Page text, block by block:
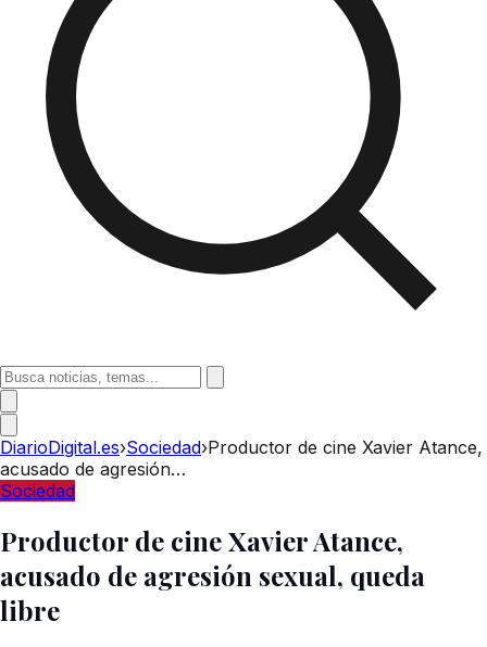
DiarioDigital.es›Sociedad›Productor de cine Xavier Atance,
acusado de agresión…
Sociedad
Productor de cine Xavier Atance,
acusado de agresión sexual, queda
libre